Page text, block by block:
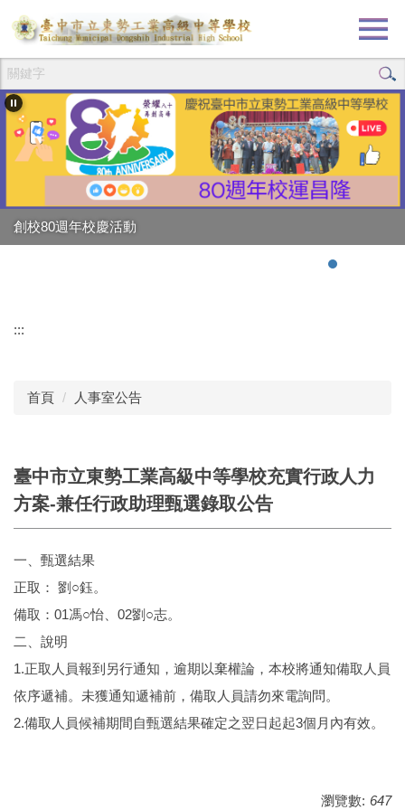
跳
到
要
內
容
區
創校80週年校慶活動
:::
首頁 人事室公告
臺中市立東勢工業高級中等學校充實行政人力
方案-兼任行政助理甄選錄取公告
一、甄選結果
正取： 劉○鈺。
備取：01馮○怡、02劉○志。
二、說明
1.正取人員報到另行通知，逾期以棄權論，本校將通知備取人員
依序遞補。未獲通知遞補前，備取人員請勿來電詢問。
2.備取人員候補期間自甄選結果確定之翌日起起3個月內有效。
瀏覽數: 647